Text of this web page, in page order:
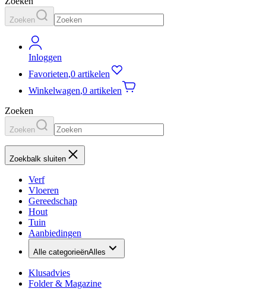
Zoeken
Inloggen
Favorieten,0 artikelen
Winkelwagen,0 artikelen
Zoeken
Zoeken
Zoekbalk sluiten
Verf
Vloeren
Gereedschap
Hout
Tuin
Aanbiedingen
Alle categorieënAlles
Klusadvies
Folder & Magazine